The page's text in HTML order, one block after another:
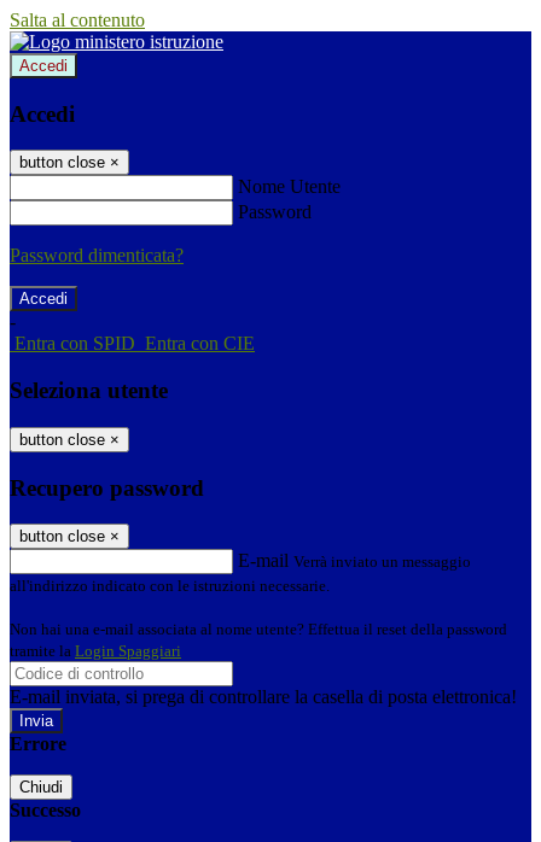
Salta al contenuto
Accedi
Accedi
button close ×
Nome Utente
Password
Password dimenticata?
-
Entra con SPID Entra con CIE
Seleziona utente
button close ×
Recupero password
button close ×
E-mail Verrà inviato un messaggio
all'indirizzo indicato con le istruzioni necessarie.
Non hai una e-mail associata al nome utente? Effettua il reset della password
tramite la Login Spaggiari
E-mail inviata, si prega di controllare la casella di posta elettronica!
Errore
Chiudi
Successo